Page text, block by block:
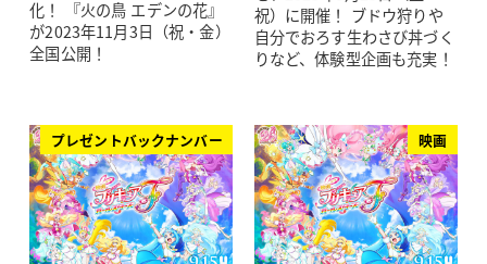
化！ 『火の鳥 エデンの花』
が2023年11月3日（祝・金）
全国公開！
祝）に開催！ ブドウ狩りや
自分でおろす生わさび丼づく
りなど、体験型企画も充実！
プレゼントバックナンバー 映画